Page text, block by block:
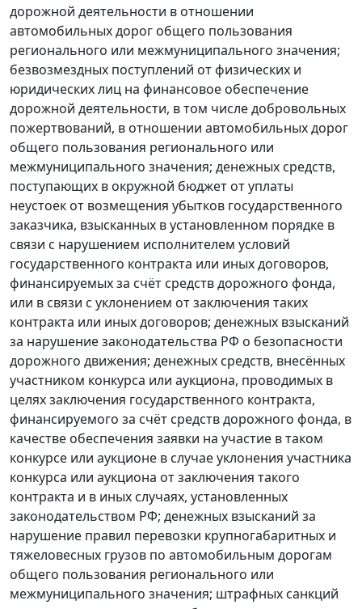
дорожной деятельности в отношении
автомобильных дорог общего пользования
регионального или межмуниципального значения;
безвозмездных поступлений от физических и
юридических лиц на финансовое обеспечение
дорожной деятельности, в том числе добровольных
пожертвований, в отношении автомобильных дорог
общего пользования регионального или
межмуниципального значения; денежных средств,
поступающих в окружной бюджет от уплаты
неустоек от возмещения убытков государственного
заказчика, взысканных в установленном порядке в
связи с нарушением исполнителем условий
государственного контракта или иных договоров,
финансируемых за счёт средств дорожного фонда,
или в связи с уклонением от заключения таких
контракта или иных договоров; денежных взысканий
за нарушение законодательства РФ о безопасности
дорожного движения; денежных средств, внесённых
участником конкурса или аукциона, проводимых в
целях заключения государственного контракта,
финансируемого за счёт средств дорожного фонда, в
качестве обеспечения заявки на участие в таком
конкурсе или аукционе в случае уклонения участника
конкурса или аукциона от заключения такого
контракта и в иных случаях, установленных
законодательством РФ; денежных взысканий за
нарушение правил перевозки крупногабаритных и
тяжеловесных грузов по автомобильным дорогам
общего пользования регионального или
межмуниципального значения; штрафных санкций